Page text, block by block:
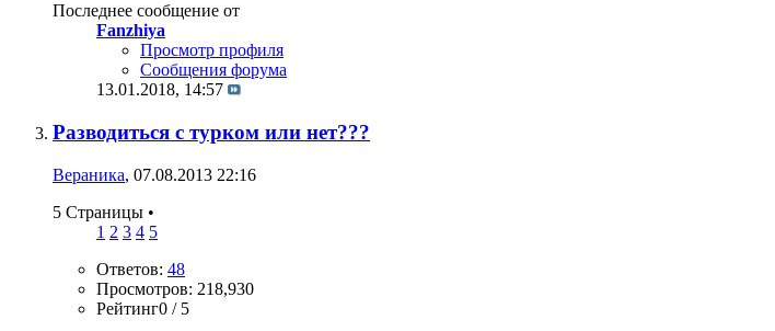
Последнее сообщение от
Fanzhiya
Просмотр профиля
Сообщения форума
13.01.2018, 14:57
Разводиться с турком или нет???
Вераника, 07.08.2013 22:16
5 Страницы •
1 2 3 4 5
Ответов: 48
Просмотров: 218,930
Рейтинг0 / 5